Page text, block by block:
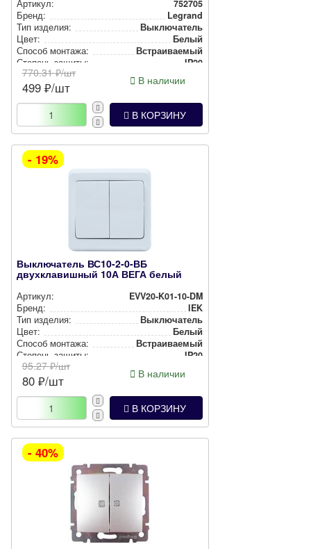
Артикул:
752705
Бренд:
Legrand
Тип изделия:
Вык­лю­ча­тель
Цвет:
Белый
Способ монтажа:
Встра­ива­емый
Степень защиты:
IP20
770.31₽/шт
499 ₽/шт В наличии
В КОРЗИНУ
- 19%
Выключатель ВС10-2-0-ВБ
двухклавишный 10А ВЕГА белый
Артикул:
EVV20-K01-10-DM
Бренд:
IEK
Тип изделия:
Вык­лю­ча­тель
Цвет:
Белый
Способ монтажа:
Встра­ива­емый
Степень защиты:
IP20
95.27₽/шт
80 ₽/шт В наличии
В КОРЗИНУ
- 40%